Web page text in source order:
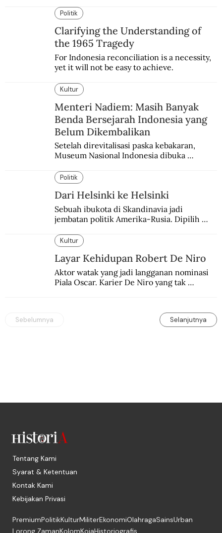
si martir antariksa Soviet.
Politik
Clarifying the Understanding of
the 1965 Tragedy
For Indonesia reconciliation is a necessity,
yet it will not be easy to achieve.
Kultur
Menteri Nadiem: Masih Banyak
Benda Bersejarah Indonesia yang
Belum Dikembalikan
Setelah direvitalisasi paska kebakaran,
Museum Nasional Indonesia dibuka
Pameran Repatriasi 2024.
Politik
Dari Helsinki ke Helsinki
Sebuah ibukota di Skandinavia jadi
jembatan politik Amerika-Rusia. Dipilih
Kultur
Layar Kehidupan Robert De Niro
Aktor watak yang jadi langganan nominasi
Piala Oscar. Karier De Niro yang tak
Sebelumnya Selanjutnya
Tentang Kami
Syarat & Ketentuan
Kontak Kami
Kebijakan Privasi
PremiumPolitikKulturMiliterEkonomiOlahragaSainsUrban
Lorong ZamanKolomKojaHistoriografis